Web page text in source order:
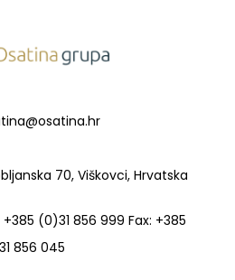
70, Viškovci, Hrvatska
+385 (0)31 856 999 Fax: +385
856 045